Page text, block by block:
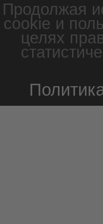
Продолжая
cookie и
целях